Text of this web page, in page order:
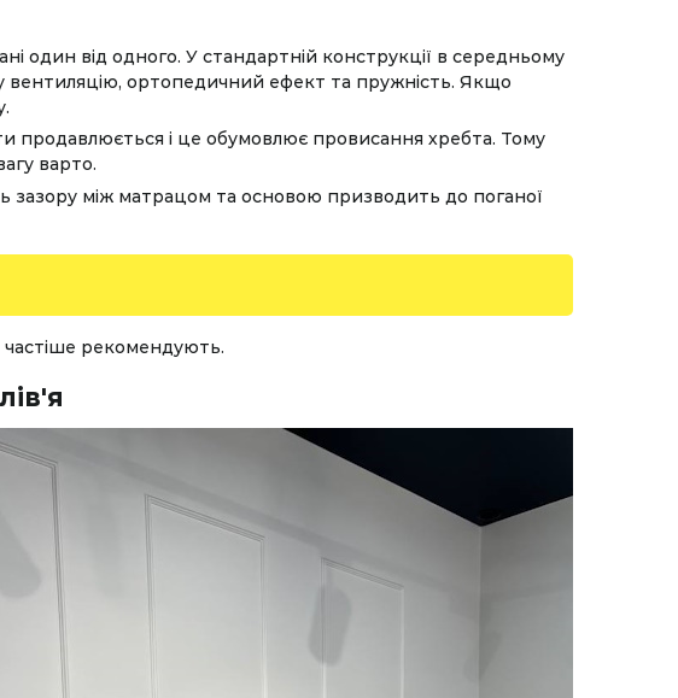
один від одного. У стандартній конструкції в середньому
ортопедичний ефект та пружність. Якщо
продавлюється і це обумовлює провисання хребта. Тому
варто.
зазору між матрацом та основою призводить до поганої
частіше рекомендують.